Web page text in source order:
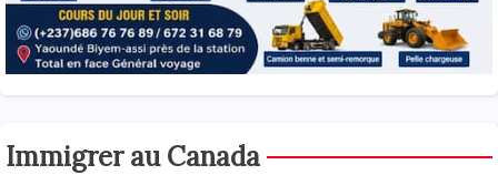
Immigrer au Canada